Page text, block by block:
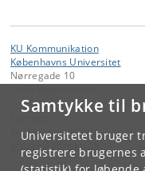
Samtykke til
Universitetet bruger
registrere brugernes
KU Kommunikation
Københavns Universitet
Nørregade 10
KU Kommunikation